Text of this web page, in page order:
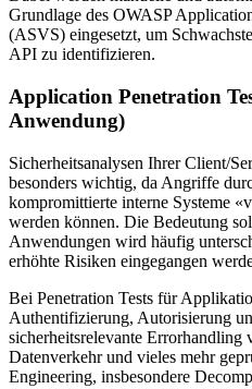
Grundlage des OWASP
(ASVS) eingesetzt, um
API zu identifizieren.
Application Penetration
Anwendung)
Sicherheitsanalysen Ihrer Client/
besonders wichtig, da Angriffe
kompromittierte interne Systeme
werden können. Die Bedeutung
Anwendungen wird häufig
erhöhte Risiken eingegangen
Bei Penetration Tests für
Authentifizierung, Autorisierung
sicherheitsrelevante Errorhandling
Datenverkehr und vieles mehr
Engineering, insbesondere